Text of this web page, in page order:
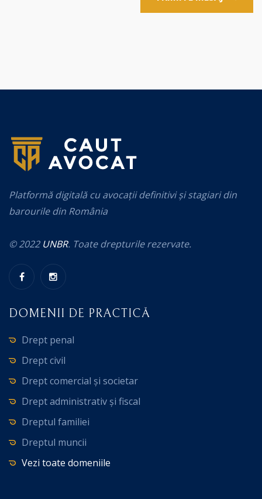
Platformă digitală cu avocații definitivi și stagiari din
barourile din România
© 2022 UNBR. Toate drepturile rezervate.
DOMENII DE PRACTICĂ
Drept penal
Drept civil
Drept comercial și societar
Drept administrativ și fiscal
Dreptul familiei
Dreptul muncii
Vezi toate domeniile